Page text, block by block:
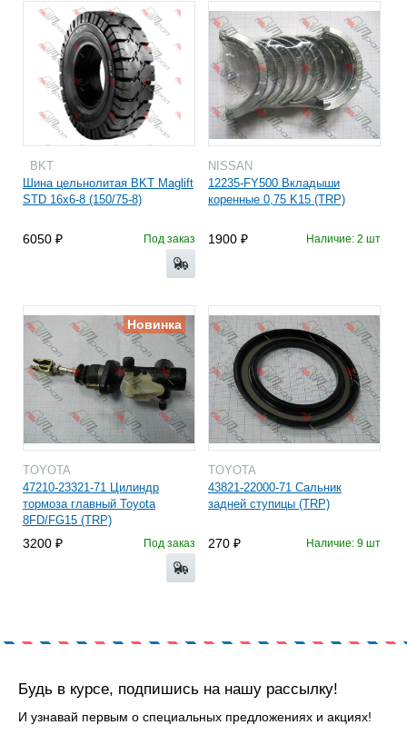
BKT
Шина цельнолитая BKT Maglift
STD 16x6-8 (150/75-8)
6050 Под заказ
NISSAN
12235-FY500 Вкладыши
коренные 0,75 K15 (TRP)
1900 Наличие: 2 шт
Новинка
TOYOTA
47210-23321-71 Цилиндр
тормоза главный Toyota
8FD/FG15 (TRP)
3200 Под заказ
TOYOTA
43821-22000-71 Сальник
задней ступицы (TRP)
270 Наличие: 9 шт
Будь в курсе, подпишись на нашу рассылку!
И узнавай первым о специальных предложениях и акциях!